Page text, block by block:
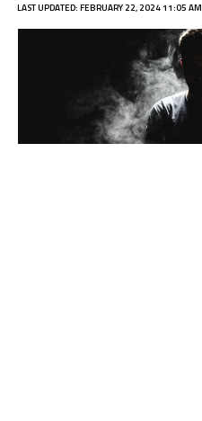
LAST UPDATED: FEBRUARY 22, 2024 11:05 AM